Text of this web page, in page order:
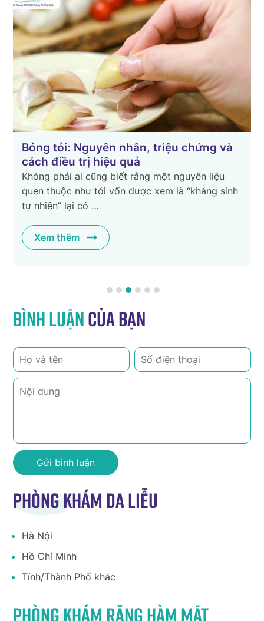
Bỏng tỏi: Nguyên nhân, triệu chứng và
cách điều trị hiệu quả
Không phải ai cũng biết rằng một nguyên liệu
quen thuộc như tỏi vốn được xem là “kháng sinh
tự nhiên” lại có …
Xem thêm
Bình luậncủa bạn
Phòng khám da liễu
Hà Nội
Hồ Chí Minh
Tỉnh/Thành Phố khác
Phòng khám răng hàm mặt